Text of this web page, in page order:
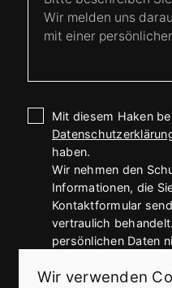
Mit diesem Haken
haben.
Wir nehmen den
Informationen, die
Kontaktformular
vertraulich
persönlichen Daten
Vielen Dank für Ihr
Wir verwenden